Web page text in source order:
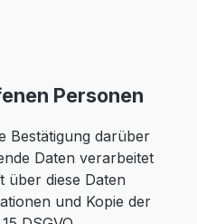
Personen
Bestätigung darüber
Daten verarbeitet
über diese Daten
und Kopie der